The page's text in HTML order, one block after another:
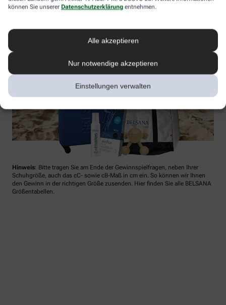
können Sie unserer Datenschutzerklärung entnehmen.
Alle akzeptieren
Nur notwendige akzeptieren
Einstellungen verwalten
Hinweis: Bitte tragen Sie am Ende der Gewinnspielfragen, neben Ihrer
Schuhgröße, auch das cC- sowie cB-Maß in cm ein. So können wir Ihnen
den Gewinn in der richtigen Größe zusenden. Hier finden Sie alle BELSANA
Größentabellen.